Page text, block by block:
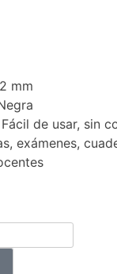
mm
de usar, sin
exámenes,